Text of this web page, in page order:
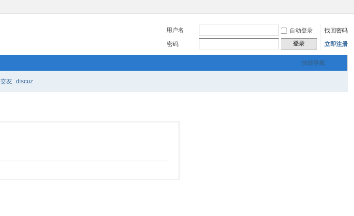
用户名 自动登录
找回密码
密码
登录 立即注册
快捷导航
交友 discuz